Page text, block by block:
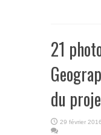
21
du
29 février 2016